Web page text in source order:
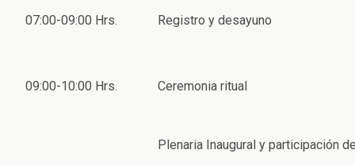
07:00-09:00 Hrs. Registro y desayuno
09:00-10:00 Hrs. Ceremonia ritual
Plenaria Inaugural y participación